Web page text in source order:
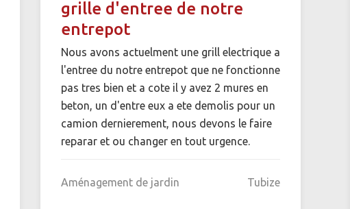
grille d'entree de notre
entrepot
Nous avons actuelment une grill electrique a
l'entree du notre entrepot que ne fonctionne
pas tres bien et a cote il y avez 2 mures en
beton, un d'entre eux a ete demolis pour un
camion dernierement, nous devons le faire
reparar et ou changer en tout urgence.
Aménagement de jardin Tubize